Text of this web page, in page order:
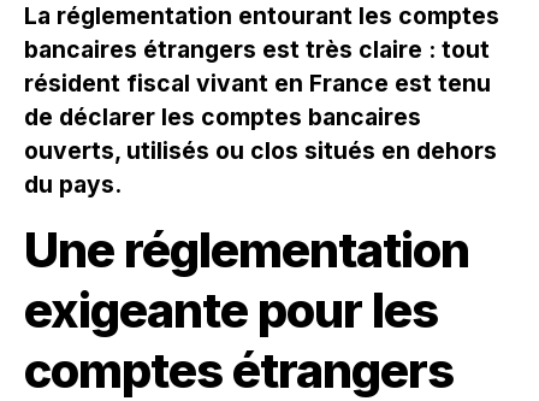
La réglementation entourant les comptes
bancaires étrangers est très claire : tout
résident fiscal vivant en France est tenu
de déclarer les comptes bancaires
ouverts, utilisés ou clos situés en dehors
du pays.
Une réglementation
exigeante pour les
comptes étrangers